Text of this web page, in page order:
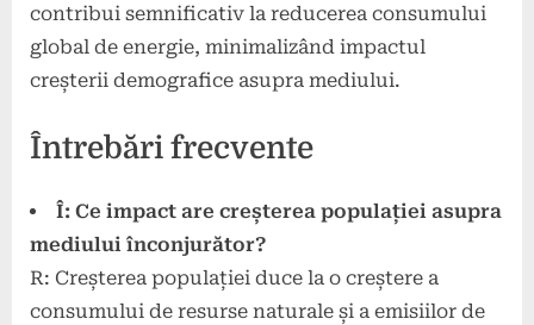
contribui semnificativ la reducerea consumului
global de energie, minimalizând impactul
creșterii demografice asupra mediului.
Întrebări frecvente
Î: Ce impact are creșterea populației asupra
mediului înconjurător?
R: Creșterea populației duce la o creștere a
consumului de resurse naturale și a emisiilor de